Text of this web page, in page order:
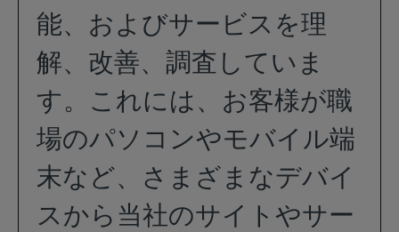
能、およびサービスを理
解、改善、調査していま
す。これには、お客様が職
場のパソコンやモバイル端
末など、さまざまなデバイ
スから当社のサイトやサー